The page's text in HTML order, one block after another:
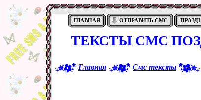
ГЛАВНАЯ ОТПРАВИТЬ СМС
ТЕКСТЫ СМС
Главная Смс тексты